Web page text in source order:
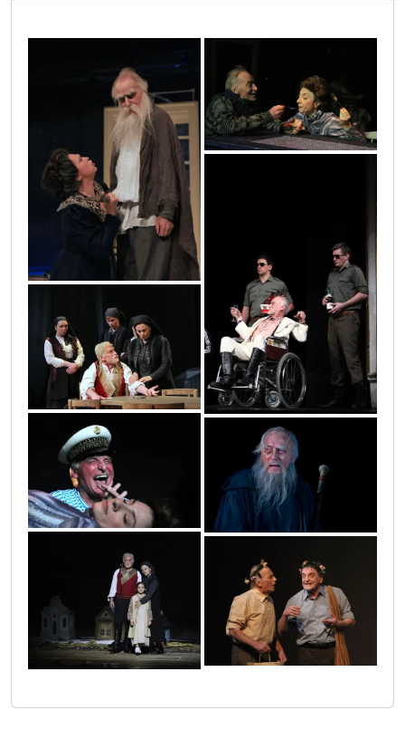
14
17
112
10
20 foto_18
43 2